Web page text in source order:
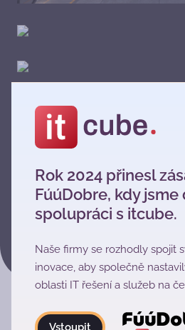
Rok 2024 přinesl
FúúDobre, kdy
spolupráci s itcube.
Naše firmy se rozhodly spojit
inovace, aby společně
oblasti IT řešení a služeb na
Vstoupit